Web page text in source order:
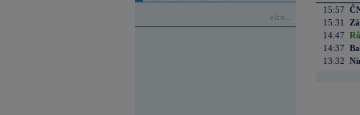
více...
15:57
15:31
14:47
14:37
13:32